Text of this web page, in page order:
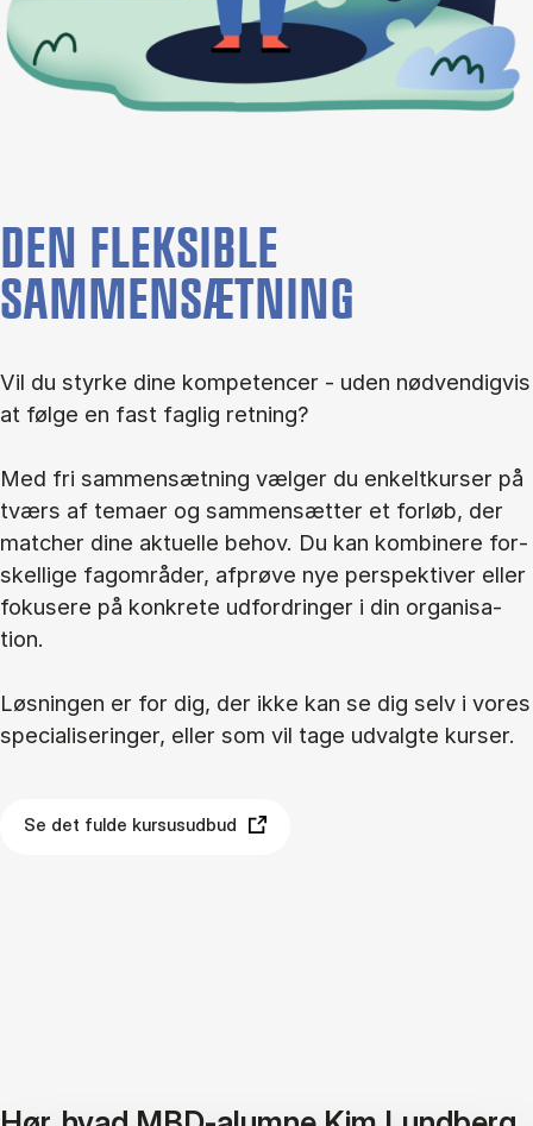
DEN FLEKSIBLE
SAMMENSÆTNING
Vil du styr­ke dine kom­pe­ten­cer - uden nød­ven­dig­vis
at føl­ge en fast fag­lig ret­ning?
Med fri sam­men­sæt­ning væl­ger du en­kelt­kur­ser på
tværs af te­ma­er og sam­men­sæt­ter et for­løb, der
mat­cher dine ak­tu­el­le be­hov. Du kan kom­bi­ne­re for­
skel­li­ge fag­om­rå­der, af­prø­ve nye per­spek­ti­ver el­ler
fo­ku­se­re på kon­kre­te ud­for­drin­ger i din or­ga­ni­sa­
tion.
Løs­nin­gen er for dig, der ikke kan se dig selv i vo­res
spe­ci­a­li­se­rin­ger, el­ler som vil tage ud­valg­te kur­ser.
Se det fulde kursusudbud